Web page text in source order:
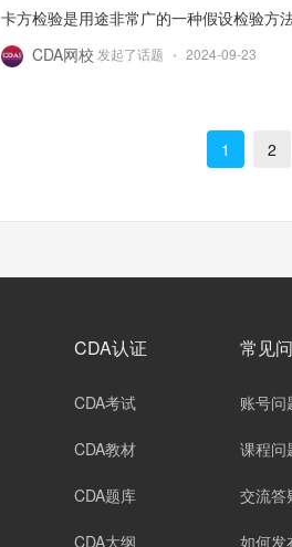
卡方检验是用途非常广的一种假设检验方
CDA网校 发起了话题 • 2024-09-23
1 2
CDA认证
CDA考试
CDA教材
CDA题库
CDA大纲
常见
账号问
课程问
交流答
如何发